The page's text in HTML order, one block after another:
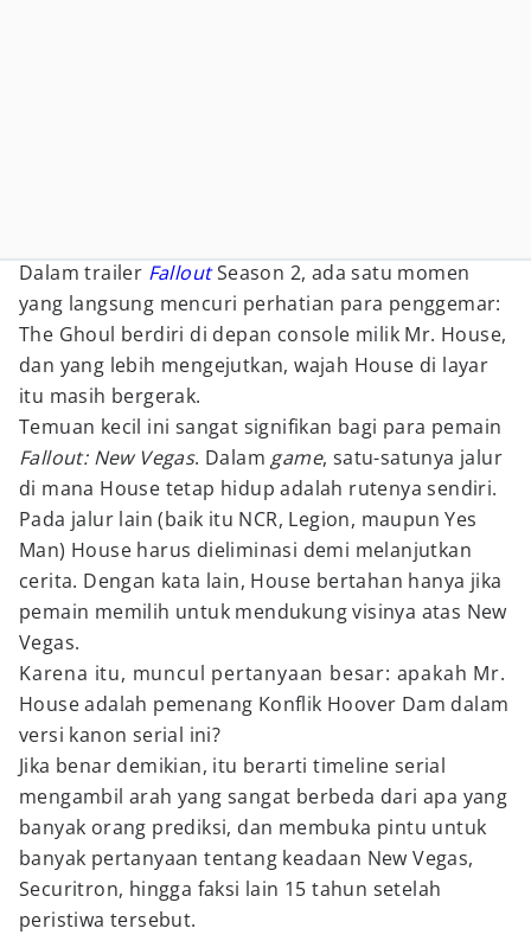
Dalam trailer FalloutSeason 2, ada satu momen
yang langsung mencuri perhatian para penggemar:
The Ghoul berdiri di depan console milik Mr. House,
dan yang lebih mengejutkan, wajah House di layar
itu masih bergerak.
Temuan kecil ini sangat signifikan bagi para pemain
Fallout: New Vegas. Dalam game, satu-satunya jalur
di mana House tetap hidup adalah rutenya sendiri.
Pada jalur lain (baik itu NCR, Legion, maupun Yes
Man) House harus dieliminasi demi melanjutkan
cerita. Dengan kata lain, House bertahan hanya jika
pemain memilih untuk mendukung visinya atas New
Vegas.
Karena itu, muncul pertanyaan besar: apakah Mr.
House adalah pemenang Konflik Hoover Dam dalam
versi kanon serial ini?
Jika benar demikian, itu berarti timeline serial
mengambil arah yang sangat berbeda dari apa yang
banyak orang prediksi, dan membuka pintu untuk
banyak pertanyaan tentang keadaan New Vegas,
Securitron, hingga faksi lain 15 tahun setelah
peristiwa tersebut.